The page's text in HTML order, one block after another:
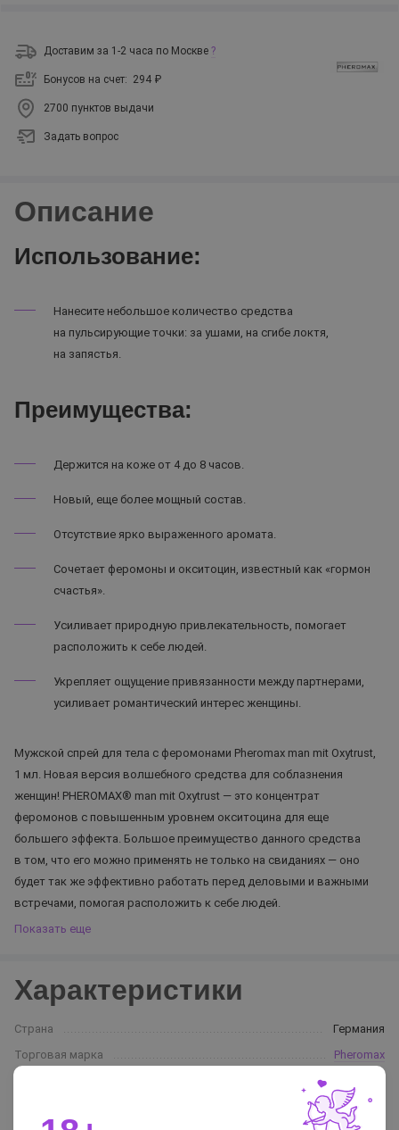
Доставим за 1-2 часа по Москве ?
Бонусов на счет: 294 ₽
2700 пунктов выдачи
Задать вопрос
Описание
Использование:
Нанесите небольшое количество средства
на пульсирующие точки: за ушами, на сгибе локтя,
на запястья.
Преимущества:
Держится на коже от 4 до 8 часов.
Новый, еще более мощный состав.
Отсутствие ярко выраженного аромата.
Сочетает феромоны и окситоцин, известный как «гормон
счастья».
Усиливает природную привлекательность, помогает
расположить к себе людей.
Укрепляет ощущение привязанности между партнерами,
усиливает романтический интерес женщины.
Мужской спрей для тела с феромонами Pheromax man mit Oxytrust,
1 мл. Новая версия волшебного средства для соблазнения
женщин! PHEROMAX® man mit Oxytrust — это концентрат
феромонов с повышенным уровнем окситоцина для еще
большего эффекта. Большое преимущество данного средства
в том, что его можно применять не только на свиданиях — оно
будет так же эффективно работать перед деловыми и важными
встречами, помогая расположить к себе людей.
Показать еще
Характеристики
Страна
Германия
Торговая марка
Pheromax